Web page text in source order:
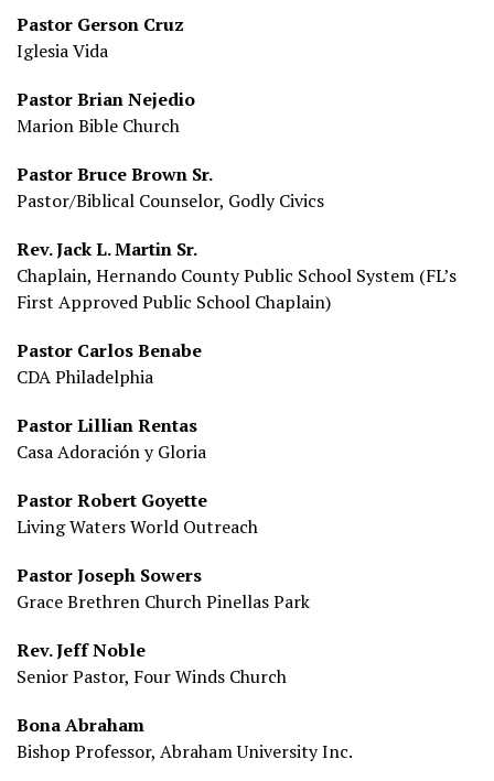
Pastor Gerson Cruz
Iglesia Vida
Pastor Brian Nejedio
Marion Bible Church
Pastor Bruce Brown Sr.
Pastor/Biblical Counselor, Godly Civics
Rev. Jack L. Martin Sr.
Chaplain, Hernando County Public School System (FL’s
First Approved Public School Chaplain)
Pastor Carlos Benabe
CDA Philadelphia
Pastor Lillian Rentas
Casa Adoración y Gloria
Pastor Robert Goyette
Living Waters World Outreach
Pastor Joseph Sowers
Grace Brethren Church Pinellas Park
Rev. Jeff Noble
Senior Pastor, Four Winds Church
Bona Abraham
Bishop Professor, Abraham University Inc.